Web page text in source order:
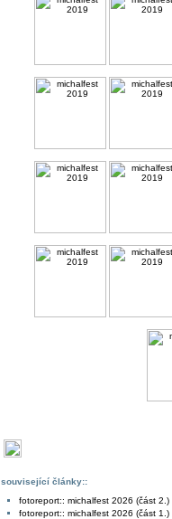
související články::
fotoreport:: michalfest 2026 (část 2.)
fotoreport:: michalfest 2026 (část 1.)